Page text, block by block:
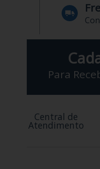
Para
Central de
Atendimento